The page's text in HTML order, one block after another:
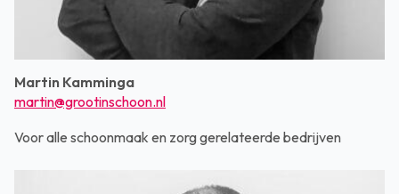
Martin Kamminga
martin@grootinschoon.nl
Voor alle schoonmaak en zorg gerelateerde bedrijven